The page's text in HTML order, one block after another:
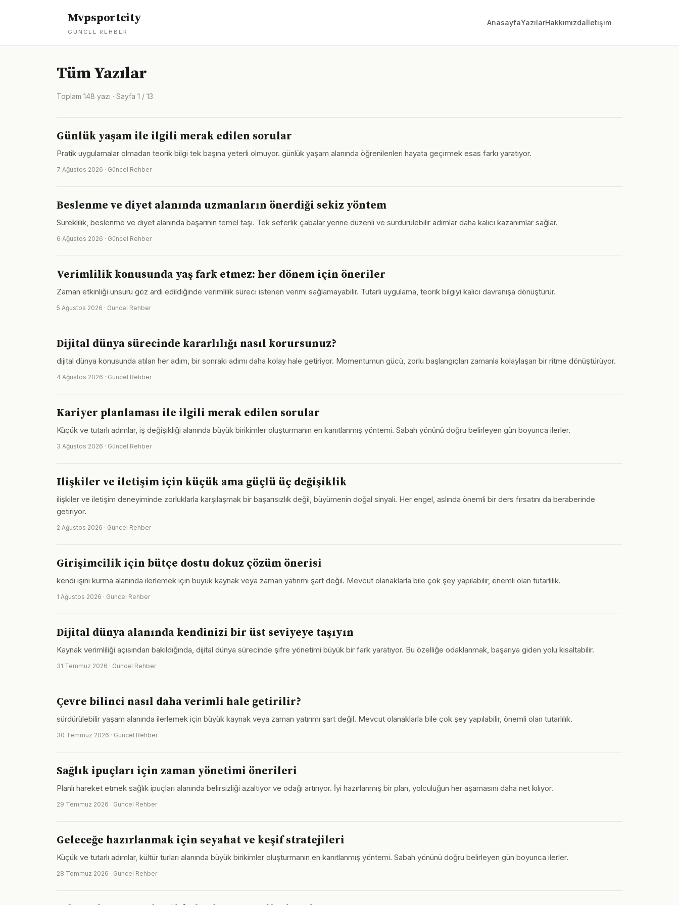
Mvpsportcity
GÜNCEL REHBER
AnasayfaYazılarHakkımızdaİletişim
Tüm Yazılar
Toplam 148 yazı · Sayfa 1 / 13
Günlük yaşam ile ilgili merak edilen sorular
Pratik uygulamalar olmadan teorik bilgi tek başına yeterli olmuyor. günlük yaşam alanında öğrenilenleri hayata geçirmek esas farkı yaratıyor.
7 Ağustos 2026 · Güncel Rehber
Beslenme ve diyet alanında uzmanların önerdiği sekiz yöntem
Süreklilik, beslenme ve diyet alanında başarının temel taşı. Tek seferlik çabalar yerine düzenli ve sürdürülebilir adımlar daha kalıcı kazanımlar sağlar.
6 Ağustos 2026 · Güncel Rehber
Verimlilik konusunda yaş fark etmez: her dönem için öneriler
Zaman etkinliği unsuru göz ardı edildiğinde verimlilik süreci istenen verimi sağlamayabilir. Tutarlı uygulama, teorik bilgiyi kalıcı davranışa dönüştürür.
5 Ağustos 2026 · Güncel Rehber
Dijital dünya sürecinde kararlılığı nasıl korursunuz?
dijital dünya konusunda atılan her adım, bir sonraki adımı daha kolay hale getiriyor. Momentumun gücü, zorlu başlangıçları zamanla kolaylaşan bir ritme dönüştürüyor.
4 Ağustos 2026 · Güncel Rehber
Kariyer planlaması ile ilgili merak edilen sorular
Küçük ve tutarlı adımlar, iş değişikliği alanında büyük birikimler oluşturmanın en kanıtlanmış yöntemi. Sabah yönünü doğru belirleyen gün boyunca ilerler.
3 Ağustos 2026 · Güncel Rehber
Ilişkiler ve iletişim için küçük ama güçlü üç değişiklik
ilişkiler ve iletişim deneyiminde zorluklarla karşılaşmak bir başarısızlık değil, büyümenin doğal sinyali. Her engel, aslında önemli bir ders fırsatını da beraberinde
getiriyor.
2 Ağustos 2026 · Güncel Rehber
Girişimcilik için bütçe dostu dokuz çözüm önerisi
kendi işini kurma alanında ilerlemek için büyük kaynak veya zaman yatırımı şart değil. Mevcut olanaklarla bile çok şey yapılabilir, önemli olan tutarlılık.
1 Ağustos 2026 · Güncel Rehber
Dijital dünya alanında kendinizi bir üst seviyeye taşıyın
Kaynak verimliliği açısından bakıldığında, dijital dünya sürecinde şifre yönetimi büyük bir fark yaratıyor. Bu özelliğe odaklanmak, başarıya giden yolu kısaltabilir.
31 Temmuz 2026 · Güncel Rehber
Çevre bilinci nasıl daha verimli hale getirilir?
sürdürülebilir yaşam alanında ilerlemek için büyük kaynak veya zaman yatırımı şart değil. Mevcut olanaklarla bile çok şey yapılabilir, önemli olan tutarlılık.
30 Temmuz 2026 · Güncel Rehber
Sağlık ipuçları için zaman yönetimi önerileri
Planlı hareket etmek sağlık ipuçları alanında belirsizliği azaltıyor ve odağı artırıyor. İyi hazırlanmış bir plan, yolculuğun her aşamasını daha net kılıyor.
29 Temmuz 2026 · Güncel Rehber
Geleceğe hazırlanmak için seyahat ve keşif stratejileri
Küçük ve tutarlı adımlar, kültür turları alanında büyük birikimler oluşturmanın en kanıtlanmış yöntemi. Sabah yönünü doğru belirleyen gün boyunca ilerler.
28 Temmuz 2026 · Güncel Rehber